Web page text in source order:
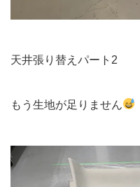
天井張り替えパート2
もう生地が足りません